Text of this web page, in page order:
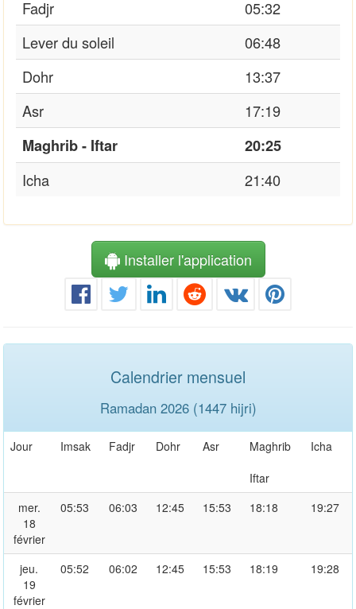
Fadjr
05:32
Lever du soleil
06:48
Dohr
13:37
Asr
17:19
Maghrib - Iftar
20:25
Icha
21:40
Installer l'application
Calendrier mensuel
Ramadan 2026 (1447 hijri)
Jour Imsak Fadjr Dohr Asr
Maghrib
Iftar
Icha
mer.
18
février
05:53 06:03 12:45 15:53 18:18 19:27
jeu.
19
février
05:52 06:02 12:45 15:53 18:19 19:28